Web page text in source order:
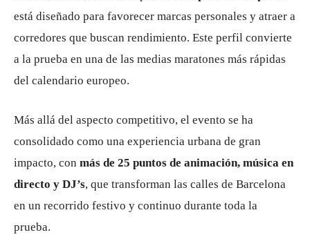
está diseñado para favorecer marcas personales y atraer a
corredores que buscan rendimiento. Este perfil convierte
a la prueba en una de las medias maratones más rápidas
del calendario europeo.
Más allá del aspecto competitivo, el evento se ha
consolidado como una experiencia urbana de gran
impacto, con más de 25 puntos de animación, música en
directo y DJ’s, que transforman las calles de Barcelona
en un recorrido festivo y continuo durante toda la
prueba.